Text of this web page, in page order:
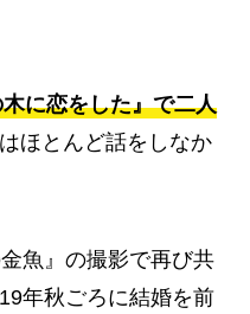
に恋をした』で二人
ほとんど話をしなか
魚』の撮影で再び共
年秋ごろに結婚を前